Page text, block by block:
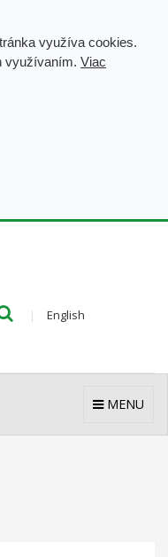
využíva cookies.
využívaním. Viac
English
MENU